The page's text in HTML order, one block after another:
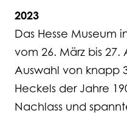
2023
Das Hesse Museum
vom 26. März bis 27.
Auswahl von knapp
Heckels der Jahre
Nachlass und